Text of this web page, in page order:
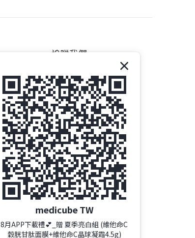
追蹤我們
medicube TW
8月APP下載禮💕_贈 夏季亮白組 (維他命C
穀胱甘肽面膜+維他命C晶球凝霜4.5g)